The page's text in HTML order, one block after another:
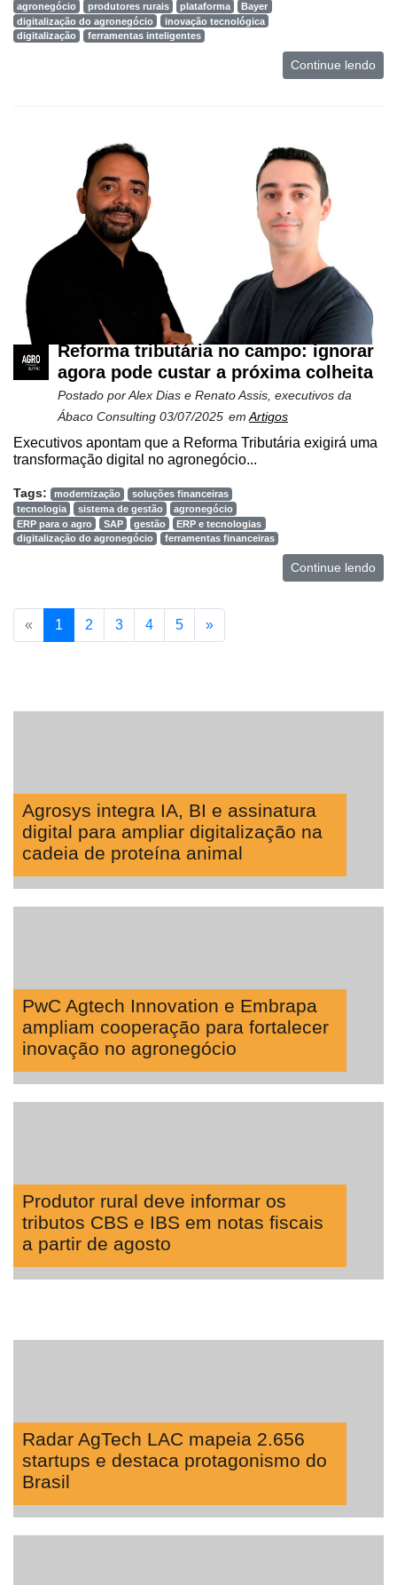
agronegócio
produtores rurais plataforma
Bayer
digitalização do agronegócio
inovação tecnológica
digitalização
ferramentas inteligentes
Continue lendo
Reforma tributária no campo: ignorar
agora pode custar a próxima colheita
Postado porAlex Dias e Renato Assis, executivos da
Ábaco Consulting 03/07/2025 emArtigos
Executivos apontam que a Reforma Tributária exigirá uma
transformação digital no agronegócio...
Tags: modernização
soluções financeiras
tecnologia
sistema de gestão
agronegócio
ERP para o agro
SAP gestão
ERP e tecnologias
digitalização do agronegócio
ferramentas financeiras
Continue lendo
« 1 2 3 4 5 »
Agrosys integra IA, BI e assinatura
digital para ampliar digitalização na
cadeia de proteína animal
PwC Agtech Innovation e Embrapa
ampliam cooperação para fortalecer
inovação no agronegócio
Produtor rural deve informar os
tributos CBS e IBS em notas fiscais
a partir de agosto
Radar AgTech LAC mapeia 2.656
startups e destaca protagonismo do
Brasil